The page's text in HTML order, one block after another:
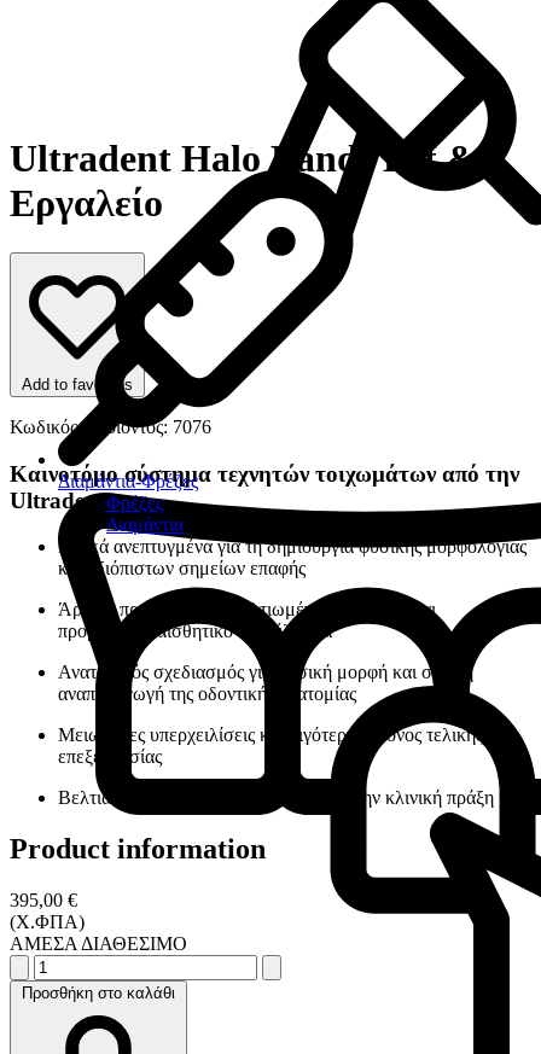
Διαμάντια-Φρέζες
Φρέζες
Διαμάντια
Ultradent Halo Bands Kit &
Εργαλείο
Add to favorites
Κωδικός Προϊόντος: 7076
Καινοτόμο σύστημα τεχνητών τοιχωμάτων από την
Ultradent
Ειδικά ανεπτυγμένα για τη δημιουργία φυσικής μορφολογίας
και αξιόπιστων σημείων επαφής
Άριστη προσαρμογή , βελτιωμένη ορατότητα και
προβλέψιμο αισθητικό αποτέλεσμα
Ανατομικός σχεδιασμός για φυσική μορφή και σωστή
αναπαραγωγή της οδοντικής ανατομίας
Μειωμένες υπερχειλίσεις και λιγότερος χρόνος τελικής
επεξεργασίας
Βελτιωμένη εργονομία και ταχύτητα στην κλινική πράξη
Product information
395,00 €
(Χ.ΦΠΑ)
ΑΜΕΣΑ ΔΙΑΘΕΣΙΜΟ
Προσθήκη στο καλάθι